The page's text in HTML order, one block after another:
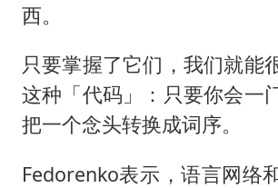
西。
只要掌握了它们，我们就能
这种「代码」：只要你会一
把一个念头转换成词序。
Fedorenko表示，语言网络